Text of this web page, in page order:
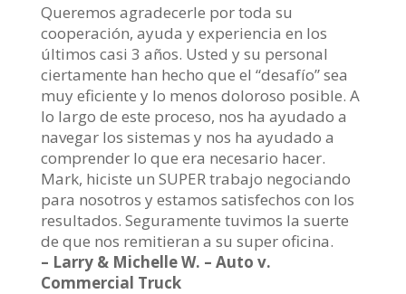
Queremos agradecerle por toda su
cooperación, ayuda y experiencia en los
últimos casi 3 años. Usted y su personal
ciertamente han hecho que el “desafío” sea
muy eficiente y lo menos doloroso posible. A
lo largo de este proceso, nos ha ayudado a
navegar los sistemas y nos ha ayudado a
comprender lo que era necesario hacer.
Mark, hiciste un SUPER trabajo negociando
para nosotros y estamos satisfechos con los
resultados. Seguramente tuvimos la suerte
de que nos remitieran a su super oficina.
– Larry & Michelle W. – Auto v.
Commercial Truck